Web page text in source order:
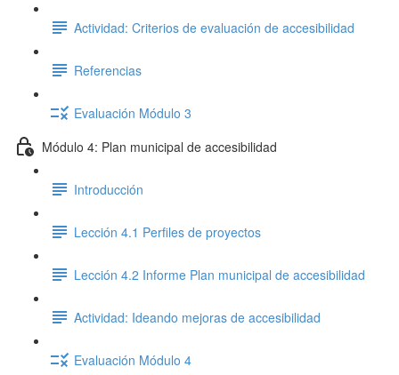
Actividad: Criterios de evaluación de accesibilidad
Referencias
Evaluación Módulo 3
Módulo 4: Plan municipal de accesibilidad
Introducción
Lección 4.1 Perfiles de proyectos
Lección 4.2 Informe Plan municipal de accesibilidad
Actividad: Ideando mejoras de accesibilidad
Evaluación Módulo 4